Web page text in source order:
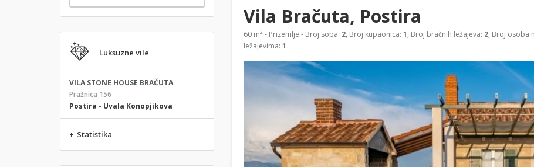
Luksuzne vile
VILA STONE HOUSE BRAČUTA
Pražnica 156
Postira - Uvala Konopjikova
+ Statistika
Vila Bračuta, Postira
60 m2 - Prizemlje - Broj soba: 2, Broj kupaonica: 1, Broj bračnih ležajeva: 2, Broj osoba
ležajevima: 1